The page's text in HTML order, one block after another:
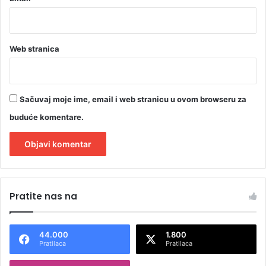
Web stranica
Sačuvaj moje ime, email i web stranicu u ovom browseru za
buduće komentare.
t
n
Pratite nas na
44.000
Pratilaca
1.800
Pratilaca